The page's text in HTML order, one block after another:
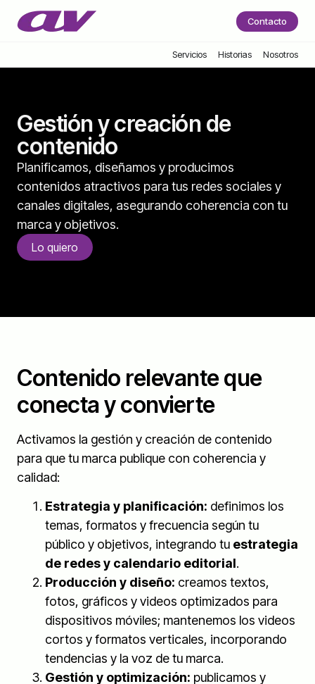
Contacto
Servicios Historias Nosotros
Gestión y creación de
contenido
Planificamos, diseñamos y producimos
contenidos atractivos para tus redes sociales y
canales digitales, asegurando coherencia con tu
marca y objetivos.
Lo quiero
Contenido relevante que
conecta y convierte
Activamos la gestión y creación de contenido
para que tu marca publique con coherencia y
calidad:
Estrategia y planificación: definimos los
temas, formatos y frecuencia según tu
público y objetivos, integrando tu estrategia
de redes y calendario editorial.
Producción y diseño: creamos textos,
fotos, gráficos y videos optimizados para
dispositivos móviles; mantenemos los videos
cortos y formatos verticales, incorporando
tendencias y la voz de tu marca.
Gestión y optimización: publicamos y